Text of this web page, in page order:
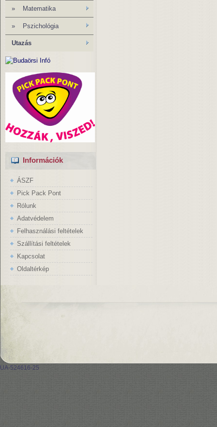
» Matematika
» Pszichológia
Utazás
Információk
ÁSZF
Pick Pack Pont
Rólunk
Adatvédelem
Felhasználási feltételek
Szállítási feltételek
Kapcsolat
Oldaltérkép
UA-524616-25